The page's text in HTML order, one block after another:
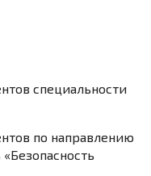
специальности
по направлению